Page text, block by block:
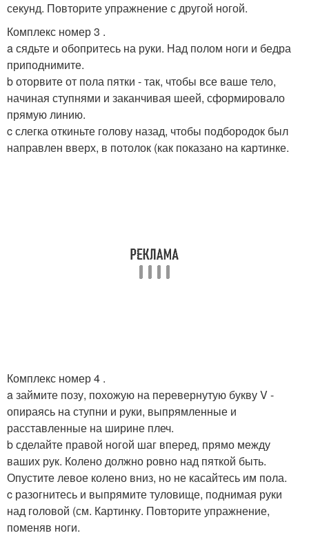
секунд. Повторите упражнение с другой ногой.
Комплекс номер 3 .
a сядьте и обопритесь на руки. Над полом ноги и бедра
приподнимите.
b оторвите от пола пятки - так, чтобы все ваше тело,
начиная ступнями и заканчивая шеей, сформировало
прямую линию.
c слегка откиньте голову назад, чтобы подбородок был
направлен вверх, в потолок (как показано на картинке.
Комплекс номер 4 .
a займите позу, похожую на перевернутую букву V -
опираясь на ступни и руки, выпрямленные и
расставленные на ширине плеч.
b сделайте правой ногой шаг вперед, прямо между
ваших рук. Колено должно ровно над пяткой быть.
Опустите левое колено вниз, но не касайтесь им пола.
c разогнитесь и выпрямите туловище, поднимая руки
над головой (см. Картинку. Повторите упражнение,
поменяв ноги.